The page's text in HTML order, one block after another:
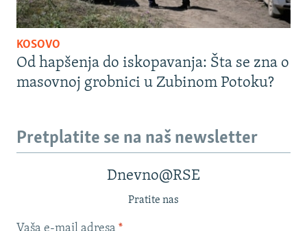
KOSOVO
Od hapšenja do iskopavanja: Šta se zna o
masovnoj grobnici u Zubinom Potoku?
Pretplatite se na naš newsletter
Dnevno@RSE
Pratite nas